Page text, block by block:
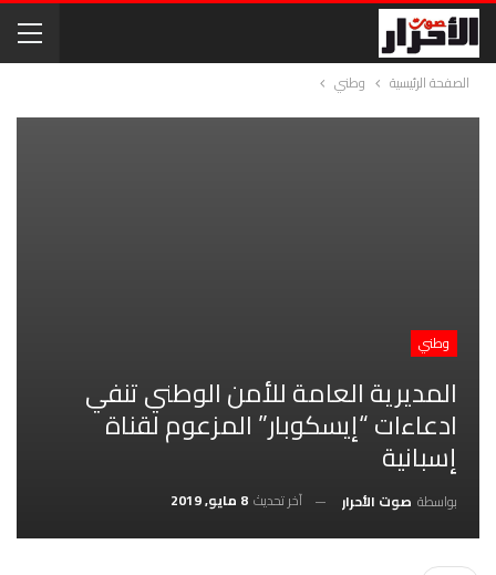
الصفحة الرئيسية وطني
وطني
المديرية العامة للأمن الوطني تنفي
ادعاءات “إيسكوبار” المزعوم لقناة
إسبانية
بواسطة صوت الأحرار آخر تحديث 8 مايو, 2019